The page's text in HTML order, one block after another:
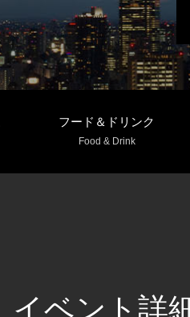
フード＆ドリンク
Food & Drink
イベント詳